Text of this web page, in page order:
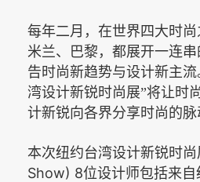
每年二月，在世界四大时尚
米兰、巴黎，都展开一连
告时尚新趋势与设计新主流
湾设计新锐时尚展”将让时
计新锐向各界分享时尚的脉
本次纽约台湾设计新锐时尚
Show) 8位设计师包括来自